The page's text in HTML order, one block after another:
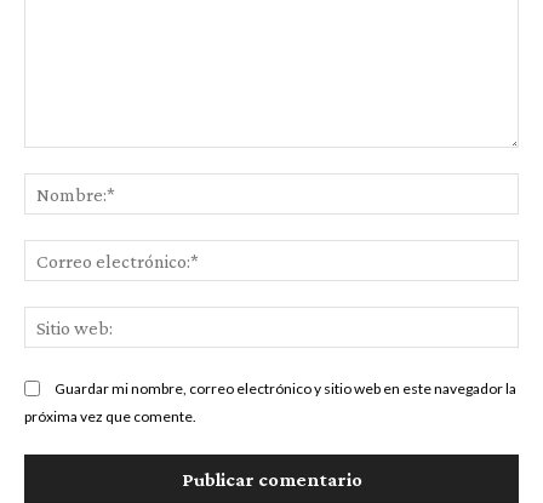
Guardar mi nombre, correo electrónico y sitio web en este navegador la
próxima vez que comente.